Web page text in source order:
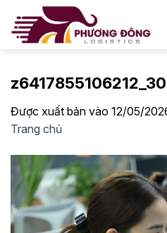
qua
Được xuất bản vào 12/05/
Trang chủ